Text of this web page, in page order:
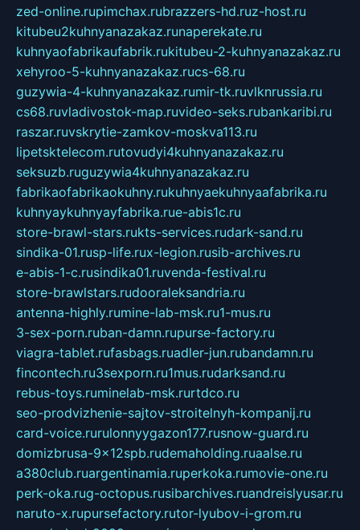
zed-online.rupimchax.rubrazzers-hd.ruz-host.ru
kitubeu2kuhnyanazakaz.runaperekate.ru
kuhnyaofabrikaufabrik.rukitubeu-2-kuhnyanazakaz.ru
xehyroo-5-kuhnyanazakaz.rucs-68.ru
guzywia-4-kuhnyanazakaz.rumir-tk.ruvlknrussia.ru
cs68.ruvladivostok-map.ruvideo-seks.rubankaribi.ru
raszar.ruvskrytie-zamkov-moskva113.ru
lipetsktelecom.rutovudyi4kuhnyanazakaz.ru
seksuzb.ruguzywia4kuhnyanazakaz.ru
fabrikaofabrikaokuhny.rukuhnyaekuhnyaafabrika.ru
kuhnyaykuhnyayfabrika.rue-abis1c.ru
store-brawl-stars.rukts-services.rudark-sand.ru
sindika-01.rusp-life.rux-legion.rusib-archives.ru
e-abis-1-c.rusindika01.ruvenda-festival.ru
store-brawlstars.rudooraleksandria.ru
antenna-highly.rumine-lab-msk.ru1-mus.ru
3-sex-porn.ruban-damn.rupurse-factory.ru
viagra-tablet.rufasbags.ruadler-jun.rubandamn.ru
fincontech.ru3sexporn.ru1mus.rudarksand.ru
rebus-toys.ruminelab-msk.rurtdco.ru
seo-prodvizhenie-sajtov-stroitelnyh-kompanij.ru
card-voice.rurulonnyygazon177.rusnow-guard.ru
domizbrusa-9x12spb.rudemaholding.ruaalse.ru
a380club.ruargentinamia.ruperkoka.rumovie-one.ru
perk-oka.rug-octopus.rusibarchives.ruandreislyusar.ru
naruto-x.rupursefactory.rutor-lyubov-i-grom.ru